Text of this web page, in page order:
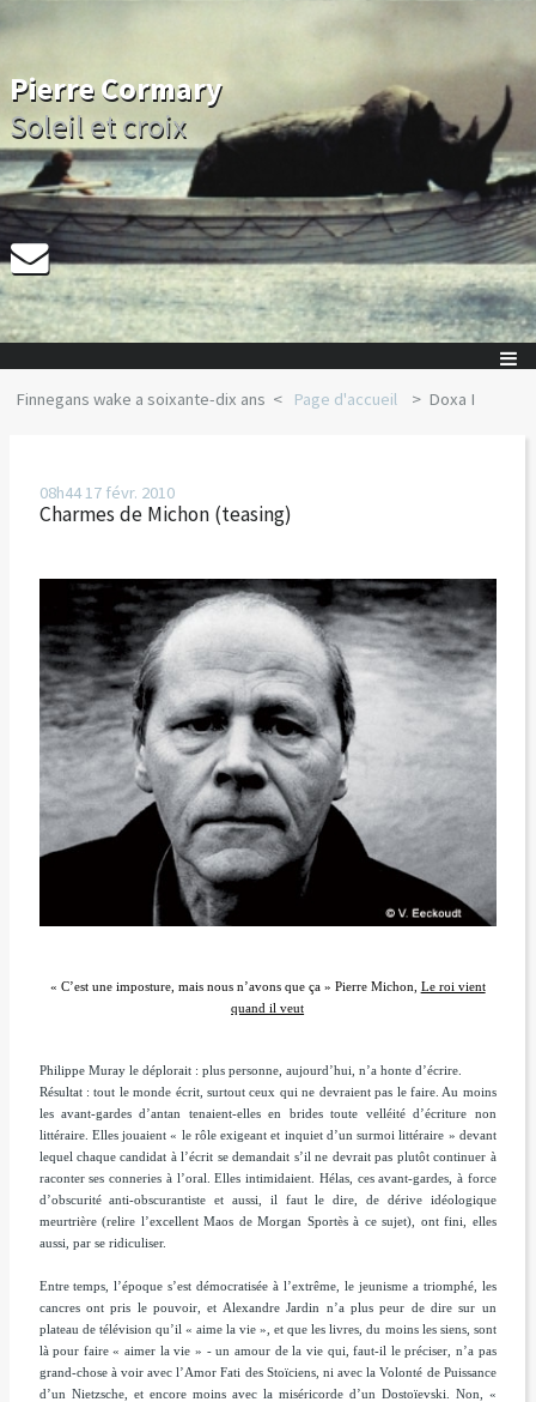
Pierre Cormary
Soleil et croix
Finnegans wake a soixante-dix ans Page d'accueil Doxa I
08h4417 févr. 2010
Charmes de Michon (teasing)
« C’est une imposture, mais nous n’avons que ça » Pierre Michon, Le roi vient
quand il veut
Philippe Muray le déplorait : plus personne, aujourd’hui, n’a honte d’écrire.
Résultat : tout le monde écrit, surtout ceux qui ne devraient pas le faire. Au moins
les avant-gardes d’antan tenaient-elles en brides toute velléité d’écriture non
littéraire. Elles jouaient« le rôle exigeant et inquiet d’un surmoi littéraire » devant
lequel chaque candidat à l’écrit se demandait s’il ne devrait pas plutôt continuer à
raconter ses conneries à l’oral. Elles intimidaient. Hélas, ces avant-gardes, à force
d’obscurité anti-obscurantiste et aussi, il faut le dire, de dérive idéologique
meurtrière (relire l’excellentMaos de Morgan Sportès à ce sujet), ont fini, elles
aussi, par se ridiculiser.
Entre temps, l’époque s’est démocratisée à l’extrême, le jeunisme a triomphé, les
cancres ont pris le pouvoir, et Alexandre Jardin n’a plus peur de dire sur un
plateau de télévision qu’il « aime la vie », et que les livres, du moins les siens, sont
là pour faire « aimer la vie » - un amour de la vie qui, faut-il le préciser, n’a pas
grand-chose à voir avec l’Amor Fati des Stoïciens, ni avec la Volonté de Puissance
d’un Nietzsche, et encore moins avec la miséricorde d’un Dostoïevski. Non, «